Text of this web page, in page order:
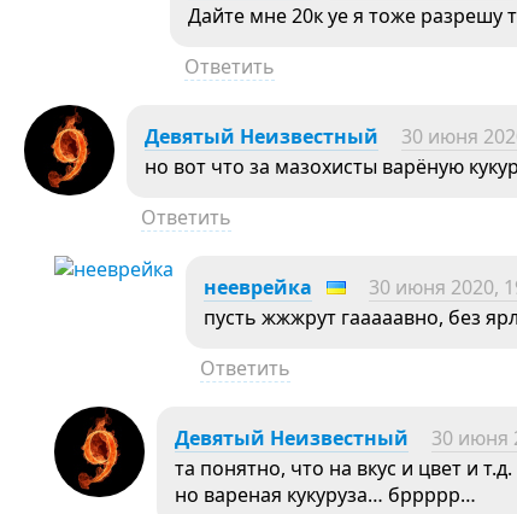
Дайте мне 20к уе я тоже разрешу
Ответить
Девятый Неизвестный 30 июня
но вот что за мазохисты варёную
Ответить
нееврейка 30 июня 2020,
пусть жжжрут гааааавно, без
Ответить
Девятый Неизвестный 30 июня
та понятно, что на вкус и цвет и т.д.
но вареная кукуруза… бррррр…